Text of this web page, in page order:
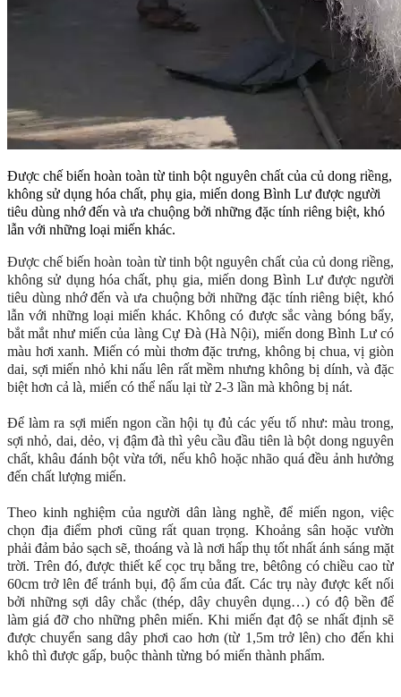
Được chế biến hoàn toàn từ tinh bột nguyên chất của củ dong riềng,
không sử dụng hóa chất, phụ gia, miến dong Bình Lư được người
tiêu dùng nhớ đến và ưa chuộng bởi những đặc tính riêng biệt, khó
lẫn với những loại miến khác.
Được chế biến hoàn toàn từ tinh bột nguyên chất của củ dong riềng,
không sử dụng hóa chất, phụ gia, miến dong Bình Lư được người
tiêu dùng nhớ đến và ưa chuộng bởi những đặc tính riêng biệt, khó
lẫn với những loại miến khác. Không có được sắc vàng bóng bẩy,
bắt mắt như miến của làng Cự Đà (Hà Nội), miến dong Bình Lư có
màu hơi xanh. Miến có mùi thơm đặc trưng, không bị chua, vị giòn
dai, sợi miến nhỏ khi nấu lên rất mềm nhưng không bị dính, và đặc
biệt hơn cả là, miến có thể nấu lại từ 2-3 lần mà không bị nát.
Để làm ra sợi miến ngon cần hội tụ đủ các yếu tố như: màu trong,
sợi nhỏ, dai, dẻo, vị đậm đà thì yêu cầu đầu tiên là bột dong nguyên
chất, khâu đánh bột vừa tới, nếu khô hoặc nhão quá đều ảnh hưởng
đến chất lượng miến.
Theo kinh nghiệm của người dân làng nghề, để miến ngon, việc
chọn địa điểm phơi cũng rất quan trọng. Khoảng sân hoặc vườn
phải đảm bảo sạch sẽ, thoáng và là nơi hấp thụ tốt nhất ánh sáng mặt
trời. Trên đó, được thiết kế cọc trụ bằng tre, bêtông có chiều cao từ
60cm trở lên để tránh bụi, độ ẩm của đất. Các trụ này được kết nối
bởi những sợi dây chắc (thép, dây chuyên dụng…) có độ bền để
làm giá đỡ cho những phên miến. Khi miến đạt độ se nhất định sẽ
được chuyển sang dây phơi cao hơn (từ 1,5m trở lên) cho đến khi
khô thì được gấp, buộc thành từng bó miến thành phẩm.